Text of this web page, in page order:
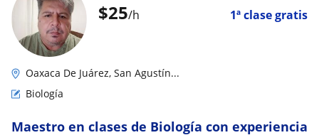
$25/h 1ª clase gratis
Oaxaca De Juárez, San Agustín...
Biología
Maestro en clases de Biología con experiencia